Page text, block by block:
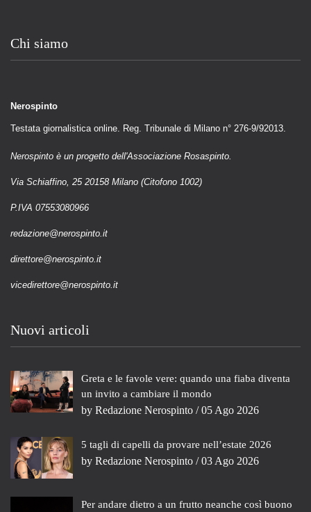
Chi siamo
Nerospinto
Testata giornalistica online. Reg. Tribunale di Milano n° 276-9/92013.
Nerospinto è un progetto dell'Associazione Rosaspinto.
Via Schiaffino, 25 20158 Milano (Citofono 1002)
P.IVA 07553080966
redazione@nerospinto.it
direttore@nerospinto.it
vicedirettore@nerospinto.it
Nuovi articoli
Greta e le favole vere: quando una fiaba diventa
un invito a cambiare il mondo
by Redazione Nerospinto / 05 Ago 2026
5 tagli di capelli da provare nell’estate 2026
by Redazione Nerospinto / 03 Ago 2026
Per andare dietro a un frutto neanche così buono